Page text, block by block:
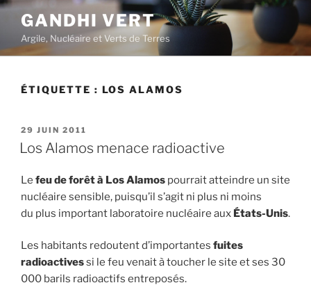
Aller
contenu
principal
GANDHI VERT
Argile, Nucléaire et Verts de Terres
ÉTIQUETTE : LOS ALAMOS
PUBLIÉ
LE
29 JUIN 2011
Los Alamos menace radioactive
Le feu de forêt à Los Alamos pourrait atteindre un site
nucléaire sensible, puisqu’il s’agit ni plus ni moins
du plus important laboratoire nucléaire aux États-Unis.
Les habitants redoutent d’importantes fuites
radioactivessi le feu venait à toucher le site et ses 30
000 barils radioactifs entreposés.